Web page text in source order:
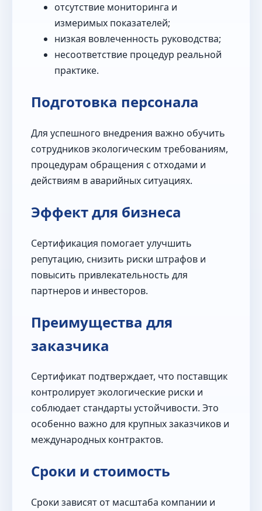
отсутствие мониторинга и
измеримых показателей;
низкая вовлеченность руководства;
несоответствие процедур реальной
практике.
Подготовка персонала
Для успешного внедрения важно обучить
сотрудников экологическим требованиям,
процедурам обращения с отходами и
действиям в аварийных ситуациях.
Эффект для бизнеса
Сертификация помогает улучшить
репутацию, снизить риски штрафов и
повысить привлекательность для
партнеров и инвесторов.
Преимущества для
заказчика
Сертификат подтверждает, что поставщик
контролирует экологические риски и
соблюдает стандарты устойчивости. Это
особенно важно для крупных заказчиков и
международных контрактов.
Сроки и стоимость
Сроки зависят от масштаба компании и